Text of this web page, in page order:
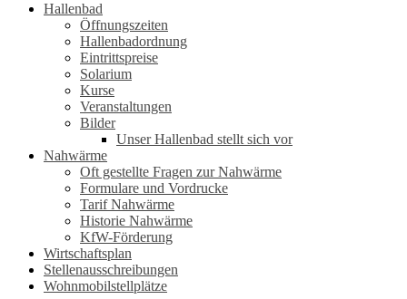
Hallenbad
Öffnungszeiten
Hallenbadordnung
Eintrittspreise
Solarium
Kurse
Veranstaltungen
Bilder
Unser Hallenbad stellt sich vor
Nahwärme
Oft gestellte Fragen zur Nahwärme
Formulare und Vordrucke
Tarif Nahwärme
Historie Nahwärme
KfW-Förderung
Wirtschaftsplan
Stellenausschreibungen
Wohnmobilstellplätze